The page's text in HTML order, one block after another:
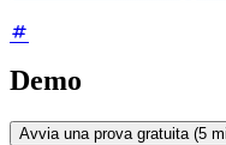
Demo
Avvia una prova gratuita (5